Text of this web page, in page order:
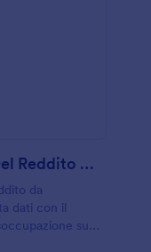
Dichiarazione Di Verifica Del Reddito Da Disoccupazione
da
dati con il
su